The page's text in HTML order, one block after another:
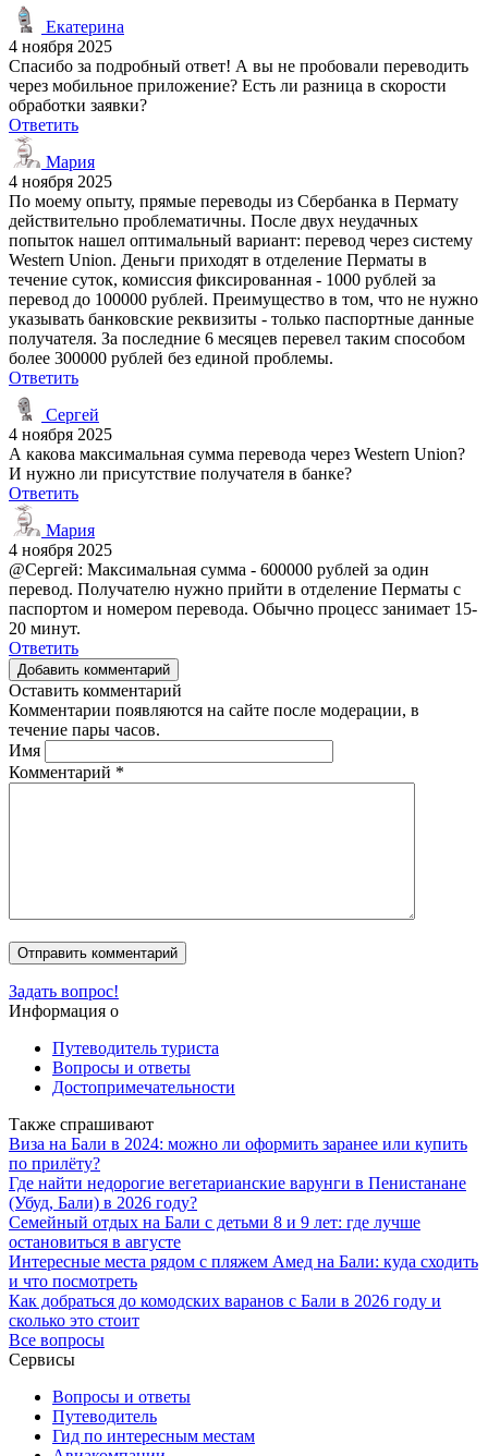
Екатерина
4 ноября 2025
Спасибо за подробный ответ! А вы не пробовали переводить
через мобильное приложение? Есть ли разница в скорости
обработки заявки?
Ответить
Мария
4 ноября 2025
По моему опыту, прямые переводы из Сбербанка в Пермату
действительно проблематичны. После двух неудачных
попыток нашел оптимальный вариант: перевод через систему
Western Union. Деньги приходят в отделение Перматы в
течение суток, комиссия фиксированная - 1000 рублей за
перевод до 100000 рублей. Преимущество в том, что не нужно
указывать банковские реквизиты - только паспортные данные
получателя. За последние 6 месяцев перевел таким способом
более 300000 рублей без единой проблемы.
Ответить
Сергей
4 ноября 2025
А какова максимальная сумма перевода через Western Union?
И нужно ли присутствие получателя в банке?
Ответить
Мария
4 ноября 2025
@Сергей: Максимальная сумма - 600000 рублей за один
перевод. Получателю нужно прийти в отделение Перматы с
паспортом и номером перевода. Обычно процесс занимает 15-
20 минут.
Ответить
Добавить комментарий
Оставить комментарий
Комментарии появляются на сайте после модерации, в
течение пары часов.
Имя
Комментарий *
Задать вопрос!
Информация о
Путеводитель туриста
Вопросы и ответы
Достопримечательности
Также спрашивают
Виза на Бали в 2024: можно ли оформить заранее или купить
по прилёту?
Где найти недорогие вегетарианские варунги в Пенистанане
(Убуд, Бали) в 2026 году?
Семейный отдых на Бали с детьми 8 и 9 лет: где лучше
остановиться в августе
Интересные места рядом с пляжем Амед на Бали: куда сходить
и что посмотреть
Как добраться до комодских варанов с Бали в 2026 году и
сколько это стоит
Все вопросы
Сервисы
Вопросы и ответы
Путеводитель
Гид по интересным местам